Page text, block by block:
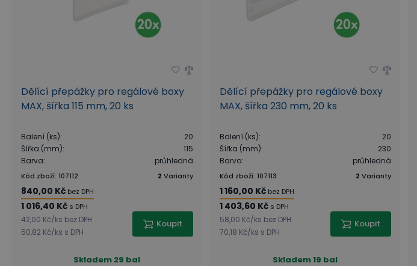
Dělící přepážky pro regálové boxy
MAX, šířka 115 mm, 20 ks
Balení (ks):
20
Šířka (mm):
115
Barva: průhledná
Kód zboží: 107112 2 Varianty
840,00 Kč bez DPH
1 016,40 Kč s DPH
42,00 Kč/ks bez DPH
50,82 Kč/ks s DPH
Koupit
Skladem 29 bal
Dělící přepážky pro regálové boxy
MAX, šířka 230 mm, 20 ks
Balení (ks):
20
Šířka (mm):
230
Barva: průhledná
Kód zboží: 107113 2 Varianty
1 160,00 Kč bez DPH
1 403,60 Kč s DPH
58,00 Kč/ks bez DPH
70,18 Kč/ks s DPH
Koupit
Skladem19 bal